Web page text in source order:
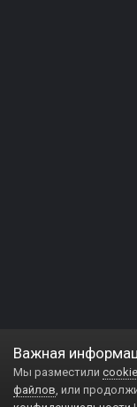
Важная
Мы разместили
файлов, или